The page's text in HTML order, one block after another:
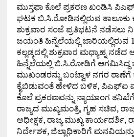
ಮುಸ್ತಫಾ ಕೊಲೆ ಪ್ರಕರಣ ಖಂಡಿಸಿ
ಘಟಕ ಬಿ.ಸಿ.ರೋಡಿನಲ್ಲಿರುವ ತಾಲೂಕು
ಶುಕ್ರವಾರ ಸಂಜೆ ಪ್ರತಿಭಟನೆ ನಡೆಸಲು
ಜಯಂತಿ ಹಿನ್ನೆಲೆಯಲ್ಲಿ ಜಾರಿಯಲ್ಲಿರುವ
ಕಲ್ಲಡ್ಕದಲ್ಲಿ ಶುಕ್ರವಾರ ಮಧ್ಯಾಹ್ನ
ಹಿನ್ನೆಲೆಯಲ್ಲಿ ಬಿ.ಸಿ.ರೋಡಿಗೆ ಆಗಮಿಸಿದ್ದ
ಮುಖಂಡರನ್ನು ಬಂಟ್ವಾಳ ನಗರ
ಕೈಬಿಡುವಂತೆ ಹೇಳಿದ ಬಳಿಕ, ಪಿಎಫ್‌ಐ
ಕೊಲೆ ಪ್ರಕರಣವನ್ನು ನ್ಯಾಯಾಂಗ
ರಾಜ್ಯದ ಮುಖ್ಯಮಂತ್ರಿ, ಗೃಹ ಸಚಿವ,
ಅಧೀಕ್ಷಕ, ರಾಜ್ಯ ಮುಖ್ಯ ಕಾರ್ಯದರ್ಶಿ,
ನಿರ್ದೇಶಕ, ಜಿಲ್ಲಾಧಿಕಾರಿಗೆ